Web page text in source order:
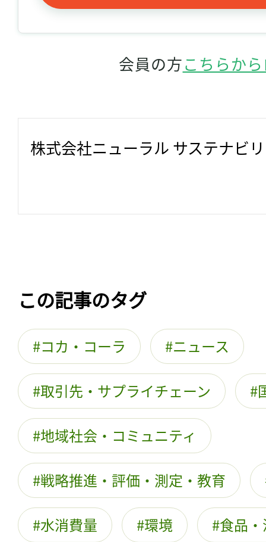
会員の方こちらか
株式会社ニューラル サステナビ
この記事のタグ
コカ・コーラ ニュース
取引先・サプライチェーン
地域社会・コミュニティ
戦略推進・評価・測定・教育
水消費量 環境 食品